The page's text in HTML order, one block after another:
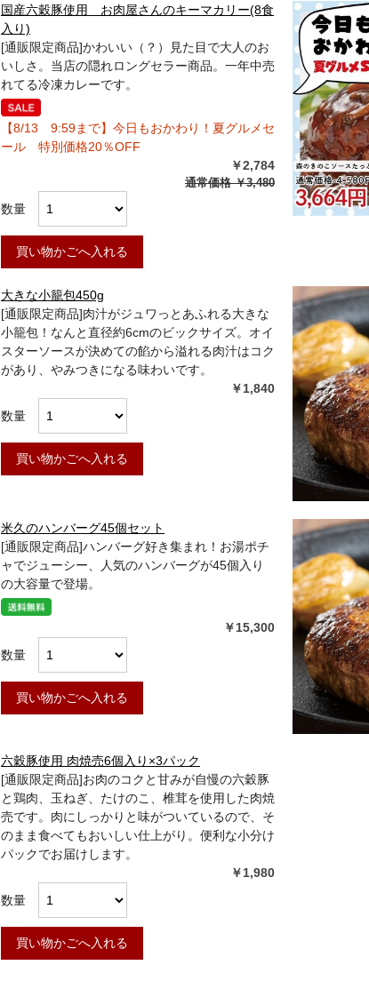
国産六穀豚使用 お肉屋さんのキーマカリー(8食
入り)
[通販限定商品]かわいい（？）見た目で大人のお
いしさ。当店の隠れロングセラー商品。一年中売
れてる冷凍カレーです。
【8/13 9:59まで】今日もおかわり！夏グルメセ
ール 特別価格20％OFF
￥2,784
通常価格￥3,480
数量
買い物かごへ入れる
大きな小籠包450g
[通販限定商品]肉汁がジュワっとあふれる大きな
小籠包！なんと直径約6cmのビックサイズ。オイ
スターソースが決めての餡から溢れる肉汁はコク
があり、やみつきになる味わいです。
￥1,840
数量
買い物かごへ入れる
米久のハンバーグ45個セット
[通販限定商品]ハンバーグ好き集まれ！お湯ポチ
ャでジューシー、人気のハンバーグが45個入り
の大容量で登場。
￥15,300
数量
買い物かごへ入れる
六穀豚使用 肉焼売6個入り×3パック
[通販限定商品]お肉のコクと甘みが自慢の六穀豚
と鶏肉、玉ねぎ、たけのこ、椎茸を使用した肉焼
売です。肉にしっかりと味がついているので、そ
のまま食べてもおいしい仕上がり。便利な小分け
パックでお届けします。
￥1,980
数量
買い物かごへ入れる